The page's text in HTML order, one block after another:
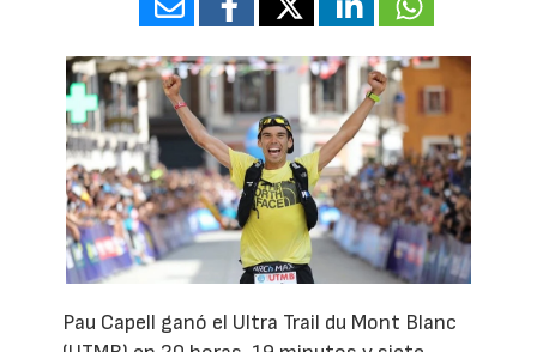
Pau Capell ganó el Ultra Trail du Mont Blanc